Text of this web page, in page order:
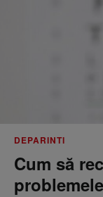
DEPARINTI
Cum să